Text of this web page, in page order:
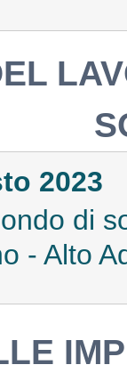
2023
di
- Alto